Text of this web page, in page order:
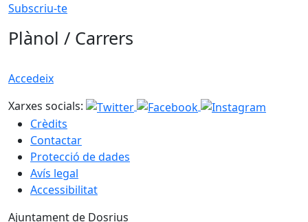
Subscriu-te
Plànol / Carrers
Accedeix
Xarxes socials:
Crèdits
Contactar
Protecció de dades
Avís legal
Accessibilitat
Ajuntament de Dosrius